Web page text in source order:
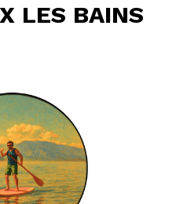
LES BAINS